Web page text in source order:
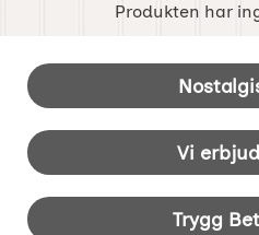
Produkten har
Sidfot Blandad info
Vi
Trygg